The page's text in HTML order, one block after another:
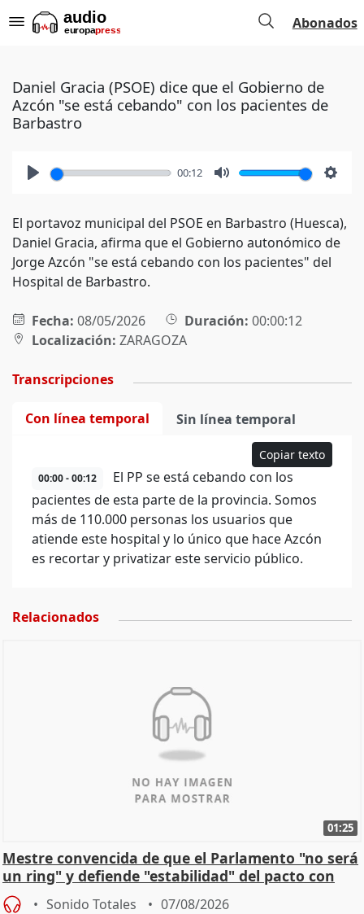
Abonados
Daniel Gracia (PSOE) dice que el Gobierno de
Azcón "se está cebando" con los pacientes de
Barbastro
00:12
El portavoz municipal del PSOE en Barbastro (Huesca),
Daniel Gracia, afirma que el Gobierno autonómico de
Jorge Azcón "se está cebando con los pacientes" del
Hospital de Barbastro.
Fecha: 08/05/2026 Duración: 00:00:12
Localización: ZARAGOZA
Transcripciones
Con línea temporal Sin línea temporal
Copiar texto
00:00 - 00:12
El PP se está cebando con los
pacientes de esta parte de la provincia. Somos
más de 110.000 personas los usuarios que
atiende este hospital y lo único que hace Azcón
es recortar y privatizar este servicio público.
Relacionados
01:25
Mestre convencida de que el Parlamento "no será
un ring" y defiende "estabilidad" del pacto con
Vox
Sonido Totales 07/08/2026